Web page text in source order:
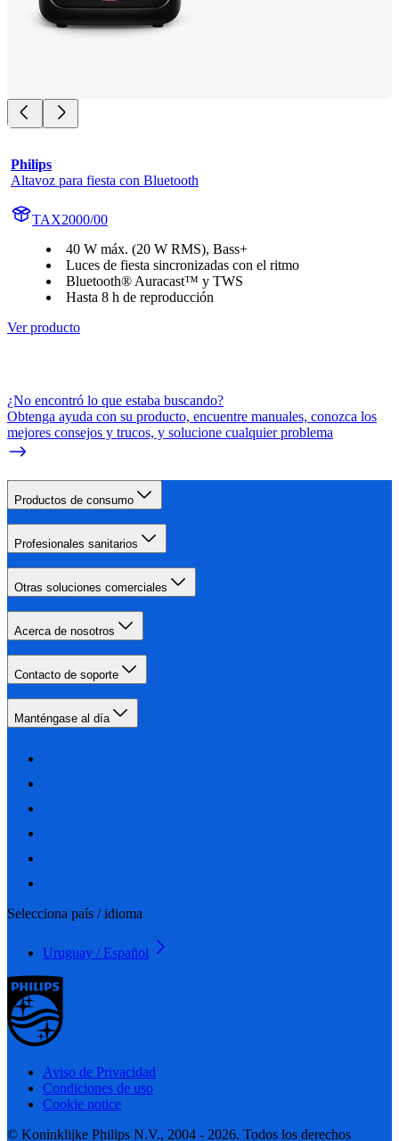
Philips
Altavoz para fiesta con Bluetooth
TAX2000/00
40 W máx. (20 W RMS), Bass+
Luces de fiesta sincronizadas con el ritmo
Bluetooth® Auracast™ y TWS
Hasta 8 h de reproducción
Ver producto
¿No encontró lo que estaba buscando?
Obtenga ayuda con su producto, encuentre manuales, conozca los
mejores consejos y trucos, y solucione cualquier problema
Productos de consumo
Profesionales sanitarios
Otras soluciones comerciales
Acerca de nosotros
Contacto de soporte
Manténgase al día
Selecciona país / idioma
Uruguay / Español
Aviso de Privacidad
Condiciones de uso
Cookie notice
© Koninklijke Philips N.V., 2004 - 2026. Todos los derechos